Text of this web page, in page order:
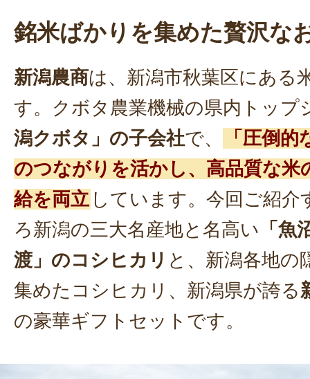
銘米ばかりを集めた贅沢な
新潟農商は、新潟市秋葉区にある
す。クボタ農業機械の県内トップ
潟クボタ」の子会社で、
「圧倒
のつながりを活かし、高品質な米
給を両立 しています。今回ご紹介
ろ新潟の三大名産地と名高い 「魚
渡」のコシヒカリ と、新潟各地の
集めたコシヒカリ、新潟県が誇る
の豪華ギフトセットです。